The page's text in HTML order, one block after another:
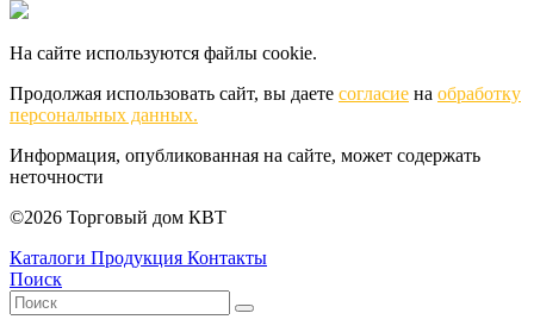
На сайте используются файлы cookie.
Продолжая использовать сайт, вы даете согласие на обработку
персональных данных.
Информация, опубликованная на сайте, может содержать
неточности
©2026 Торговый дом КВТ
Каталоги Продукция Контакты
Поиск